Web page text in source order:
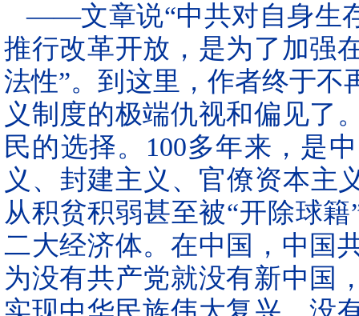
——文章说“中共对自身生
推行改革开放，是为了加强
法性”。到这里，作者终于
义制度的极端仇视和偏见了
民的选择。100多年来，是
义、封建主义、官僚资本主
从积贫积弱甚至被“开除球
二大经济体。在中国，中国
为没有共产党就没有新中国